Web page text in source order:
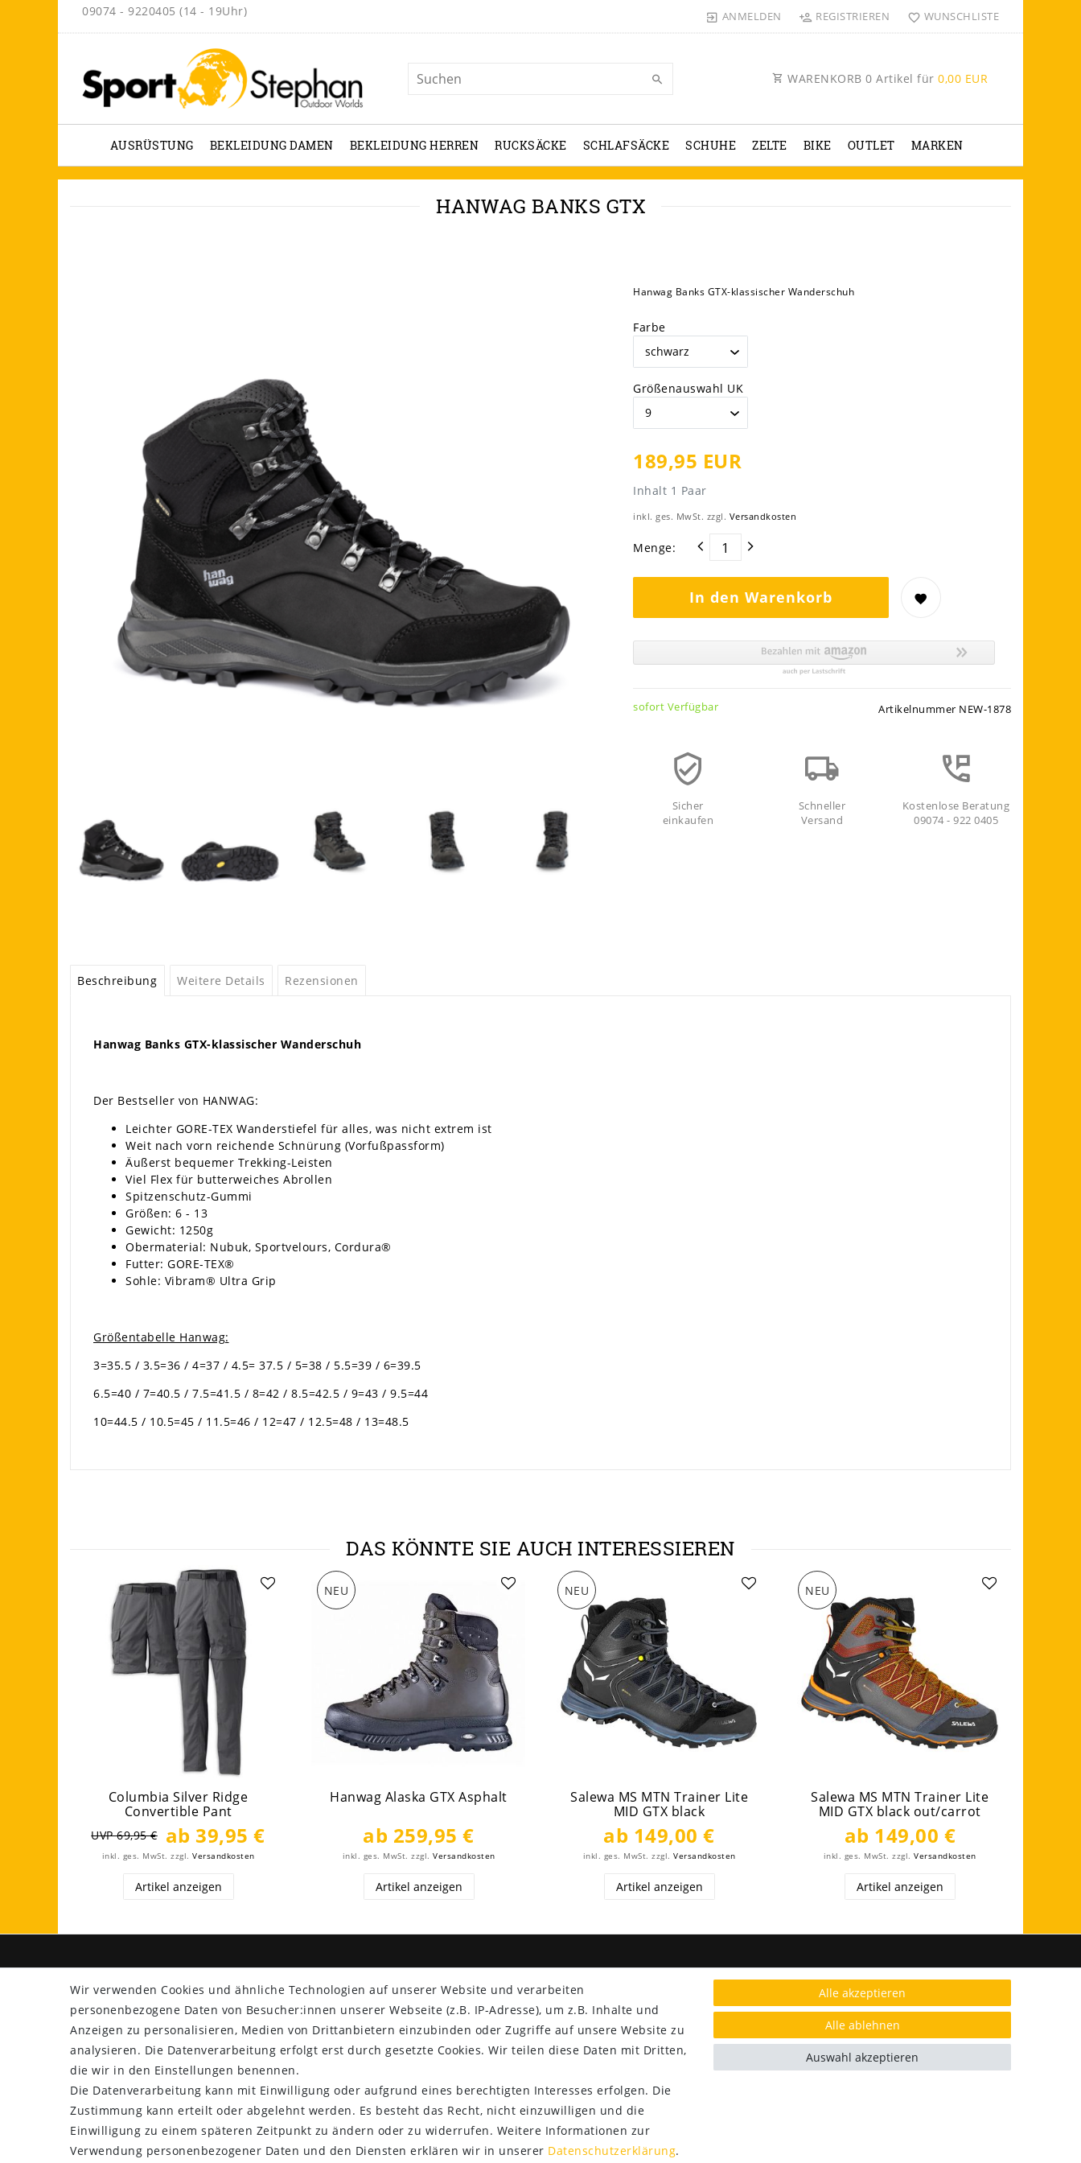
09074 - 9220405 (14 - 19Uhr) ANMELDEN REGISTRIEREN WUNSCHLISTE
WARENKORB 0 Artikel für 0,00 EUR
AUSRÜSTUNG BEKLEIDUNG DAMEN BEKLEIDUNG HERREN RUCKSÄCKE SCHLAFSÄCKE SCHUHE ZELTE BIKE OUTLET MARKEN
HANWAG BANKS GTX
Hanwag Banks GTX-klassischer Wanderschuh
Farbe
Größenauswahl UK
189,95 EUR
Inhalt 1 Paar
inkl. ges. MwSt. zzgl. Versandkosten
Menge:
In den Warenkorb
sofort Verfügbar Artikelnummer NEW-1878
Sicher
einkaufen
Schneller
Versand
Kostenlose Beratung
09074 - 922 0405
Beschreibung Weitere Details Rezensionen
Hanwag Banks GTX-klassischer Wanderschuh
Der Bestseller von HANWAG:
Leichter GORE-TEX Wanderstiefel für alles, was nicht extrem ist
Weit nach vorn reichende Schnürung (Vorfußpassform)
Äußerst bequemer Trekking-Leisten
Viel Flex für butterweiches Abrollen
Spitzenschutz-Gummi
Größen: 6 - 13
Gewicht: 1250g
Obermaterial: Nubuk, Sportvelours, Cordura®
Futter: GORE-TEX®
Sohle: Vibram® Ultra Grip
Größentabelle Hanwag:
3=35.5 / 3.5=36 / 4=37 / 4.5= 37.5 / 5=38 / 5.5=39 / 6=39.5
6.5=40 / 7=40.5 / 7.5=41.5 / 8=42 / 8.5=42.5 / 9=43 / 9.5=44
10=44.5 / 10.5=45 / 11.5=46 / 12=47 / 12.5=48 / 13=48.5
DAS KÖNNTE SIE AUCH INTERESSIEREN
Columbia Silver Ridge
Convertible Pant
UVP 69,95 € ab 39,95 €
inkl. ges. MwSt. zzgl.Versandkosten
Artikel anzeigen
NEU
Hanwag Alaska GTX Asphalt
ab 259,95 €
inkl. ges. MwSt. zzgl.Versandkosten
Artikel anzeigen
NEU
Salewa MS MTN Trainer Lite
MID GTX black
ab 149,00 €
inkl. ges. MwSt. zzgl.Versandkosten
Artikel anzeigen
NEU
Salewa MS MTN Trainer Lite
MID GTX black out/carrot
ab 149,00 €
inkl. ges. MwSt. zzgl.Versandkosten
Artikel anzeigen
Versand
Rücksendung
Widerrufs­recht
Impressum
Daten­schutz­erklärung
AGB
Kontakt
Lieferung nur 2,95 €
Rücksendung kostenfrei
14 Tage Rückgaberecht
AUSGEZEICHNET.ORG
Wir verwenden Cookies und ähnliche Technologien auf unserer Website und verarbeiten
personenbezogene Daten von Besucher:innen unserer Webseite (z.B. IP-Adresse), um z.B. Inhalte und
Anzeigen zu personalisieren, Medien von Drittanbietern einzubinden oder Zugriffe auf unsere Website zu
analysieren. Die Datenverarbeitung erfolgt erst durch gesetzte Cookies. Wir teilen diese Daten mit Dritten,
die wir in den Einstellungen benennen.
Die Datenverarbeitung kann mit Einwilligung oder aufgrund eines berechtigten Interesses erfolgen. Die
Zustimmung kann erteilt oder abgelehnt werden. Es besteht das Recht, nicht einzuwilligen und die
Einwilligung zu einem späteren Zeitpunkt zu ändern oder zu widerrufen. Weitere Informationen zur
Verwendung personenbezogener Daten und den Diensten erklären wir in unserer Daten­schutz­erklärung.
Alle akzeptieren
Alle ablehnen
Auswahl akzeptieren